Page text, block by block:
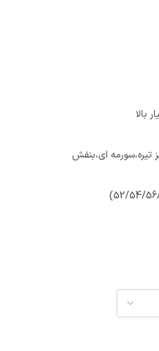
بالا
تیره،سورمه ای،بنفش